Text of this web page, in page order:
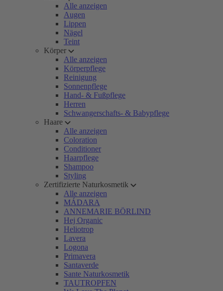
Alle anzeigen
Augen
Lippen
Nägel
Teint
Körper
Alle anzeigen
Körperpflege
Reinigung
Sonnenpflege
Hand- & Fußpflege
Herren
Schwangerschafts- & Babypflege
Haare
Alle anzeigen
Coloration
Conditioner
Haarpflege
Shampoo
Styling
Zertifizierte Naturkosmetik
Alle anzeigen
MÁDARA
ANNEMARIE BÖRLIND
Hej Organic
Heliotrop
Lavera
Logona
Primavera
Santaverde
Sante Naturkosmetik
TAUTROPFEN